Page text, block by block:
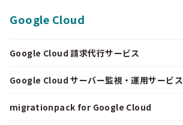
Google Cloud
Google Cloud 請求代行サービス
Google Cloud サーバー監視・運用サービス
migrationpack for Google Cloud